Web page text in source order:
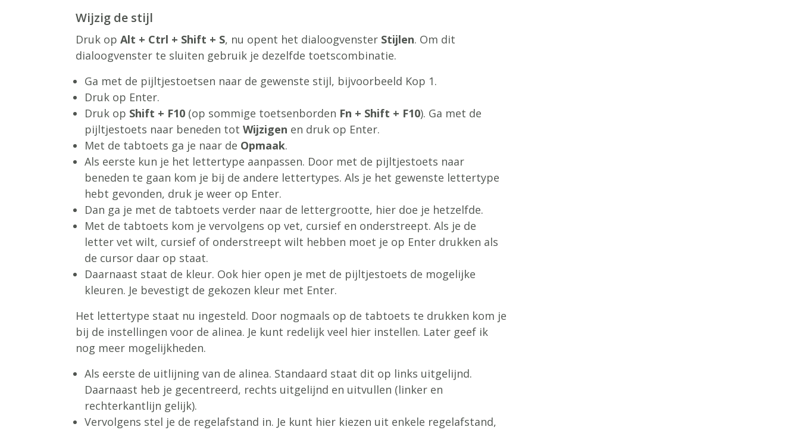
Wijzig de stijl
Druk op Alt + Ctrl + Shift + S, nu opent het dialoogvenster Stijlen. Om dit
dialoogvenster te sluiten gebruik je dezelfde toetscombinatie.
Ga met de pijltjestoetsen naar de gewenste stijl, bijvoorbeeld Kop 1.
Druk op Enter.
Druk op Shift + F10 (op sommige toetsenborden Fn + Shift + F10). Ga met de
pijltjestoets naar beneden tot Wijzigen en druk op Enter.
Met de tabtoets ga je naar de Opmaak.
Als eerste kun je het lettertype aanpassen. Door met de pijltjestoets naar
beneden te gaan kom je bij de andere lettertypes. Als je het gewenste lettertype
hebt gevonden, druk je weer op Enter.
Dan ga je met de tabtoets verder naar de lettergrootte, hier doe je hetzelfde.
Met de tabtoets kom je vervolgens op vet, cursief en onderstreept. Als je de
letter vet wilt, cursief of onderstreept wilt hebben moet je op Enter drukken als
de cursor daar op staat.
Daarnaast staat de kleur. Ook hier open je met de pijltjestoets de mogelijke
kleuren. Je bevestigt de gekozen kleur met Enter.
Het lettertype staat nu ingesteld. Door nogmaals op de tabtoets te drukken kom je
bij de instellingen voor de alinea. Je kunt redelijk veel hier instellen. Later geef ik
nog meer mogelijkheden.
Als eerste de uitlijning van de alinea. Standaard staat dit op links uitgelijnd.
Daarnaast heb je gecentreerd, rechts uitgelijnd en uitvullen (linker en
rechterkantlijn gelijk).
Vervolgens stel je de regelafstand in. Je kunt hier kiezen uit enkele regelafstand,